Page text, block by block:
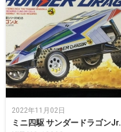
2022年11月02日
ミニ四駆 サンダードラゴンJr.